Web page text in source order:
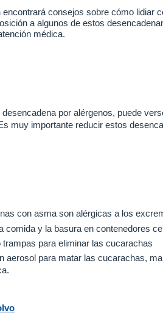
encontrará consejos sobre cómo lidiar
a algunos de estos
médica.
por alérgenos, puede
muy importante reducir estos
con asma son alérgicas a los
comida y la basura en contenedores
trampas para eliminar las cucarachas
aerosol para matar las cucarachas,